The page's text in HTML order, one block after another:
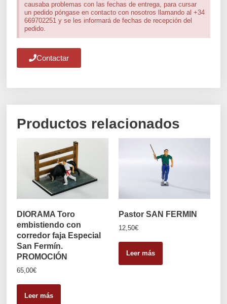
causaba problemas con las fechas de entrega, para cursar
un pedido póngase en contacto con nosotros llamando al +34
669702251 y se les informará de fechas de recepción del
pedido.
Contactar
Productos relacionados
DIORAMA Toro
embistiendo con
corredor faja Especial
San Fermín.
PROMOCIÓN
65,00€
Leer más
Pastor SAN FERMIN
12,50€
Leer más